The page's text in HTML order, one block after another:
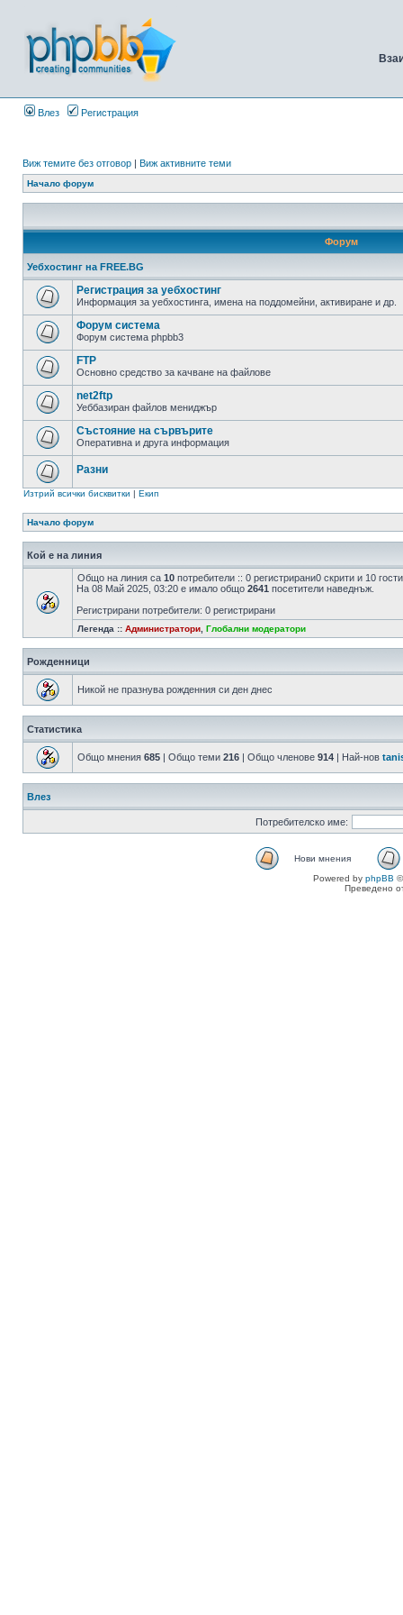
Влез Регистрация
Виж темите без отговор | Виж активните теми
Начало форум
Форум
Уебхостинг на FREE.BG
Регистрация за уебхостинг
Информация за уебхостинга, имена на поддомейни, активиране и др.
Форум система
Форум система phpbb3
FTP
Основно средство за качване на файлове
net2ftp
Уеббазиран файлов мениджър
Състояние на сървърите
Оперативна и друга информация
Разни
Изтрий всички бисквитки | Екип
Начало форум
Кой е на линия
Общо на линия са 10 потребители :: 0 регистрирани0 скрити и 10
На 08 Май 2025, 03:20 е имало общо 2641 посетители наведнъж.
Регистрирани потребители: 0 регистрирани
Легенда :: Администратори Глобални модератори
Рожденници
Никой не празнува рожденния си ден днес
Статистика
Общо мнения 685 | Общо теми 216 | Общо членове 914 | Най-нов
Влез
Потребителско име:
Нови мнения
Powered by phpBB
Преведено